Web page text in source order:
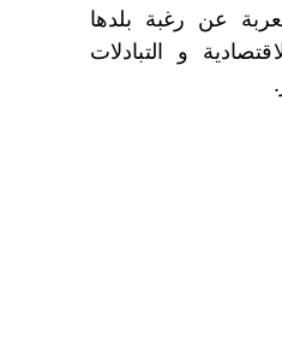
عن رغبة بلدها
و التبادلات